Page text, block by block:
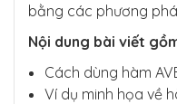
bằng các phương
Nội dung bài viết
Cách dùng hàm
Ví dụ minh họa về